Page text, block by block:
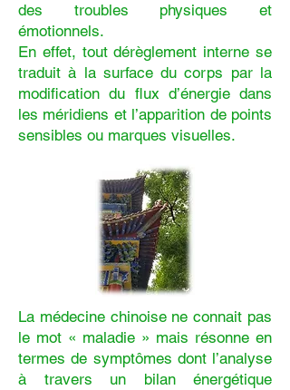
des troubles physiques et
émotionnels.
En effet, tout dérèglement interne se
traduit à la surface du corps par la
modification du flux d’énergie dans
les méridiens et l’apparition de points
sensibles ou marques visuelles.
La médecine chinoise ne connait pas
le mot « maladie » mais résonne en
termes de symptômes dont l’analyse
à travers un bilan énergétique